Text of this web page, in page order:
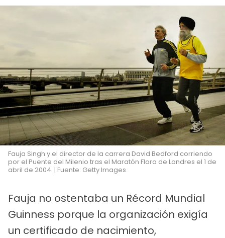
Fauja Singh y el director de la carrera David Bedford corriendo
por el Puente del Milenio tras el Maratón Flora de Londres el 1 de
abril de 2004. | Fuente: Getty Images
Fauja no ostentaba un Récord Mundial
Guinness porque la organización exigía
un certificado de nacimiento,